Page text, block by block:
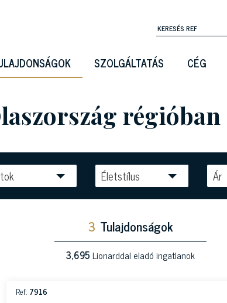
SZOLGÁLTATÁS CÉG
régióban
Életstílus Ár
3 Tulajdonságok
3,695Lionarddal eladó ingatlanok
Ref: 7916